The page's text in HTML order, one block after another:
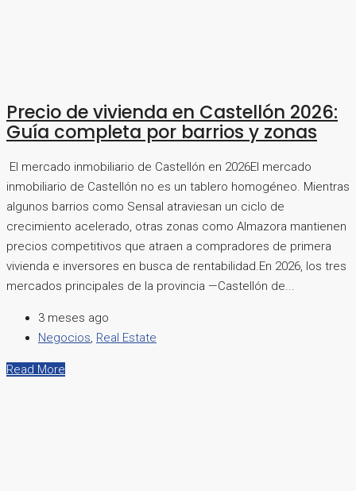
Precio de vivienda en Castellón 2026:
Guía completa por barrios y zonas
El mercado inmobiliario de Castellón en 2026El mercado
inmobiliario de Castellón no es un tablero homogéneo. Mientras
algunos barrios como Sensal atraviesan un ciclo de
crecimiento acelerado, otras zonas como Almazora mantienen
precios competitivos que atraen a compradores de primera
vivienda e inversores en busca de rentabilidad.En 2026, los tres
mercados principales de la provincia —Castellón de...
3 meses ago
Negocios, Real Estate
Read More